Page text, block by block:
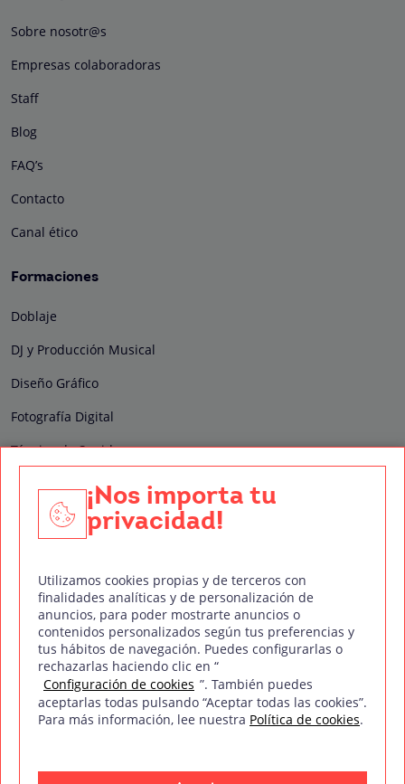
Sobre nosotr@s
Empresas colaboradoras
Staff
Blog
FAQ’s
Contacto
Canal ético
Formaciones
Doblaje
DJ y Producción Musical
Diseño Gráfico
Fotografía Digital
Técnico de Sonido
Edición y Postproducción de Vídeo
Nuestros sellos de calidad
Síguenos en Redes Sociales
mm
Política de privacidad Política de cookies
Aviso legal
¡Nos importa tu
privacidad!
Utilizamos cookies propias y de terceros con
finalidades analíticas y de personalización de
anuncios, para poder mostrarte anuncios o
contenidos personalizados según tus preferencias y
tus hábitos de navegación. Puedes configurarlas o
rechazarlas haciendo clic en “
Configuración de cookies ”. También puedes
aceptarlas todas pulsando “Aceptar todas las cookies”.
Para más información, lee nuestra Política de cookies.